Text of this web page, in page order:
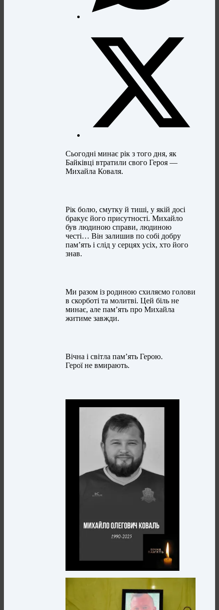
Сьогодні минає рік з того дня, як
Байківці втратили свого Героя —
Михайла Коваля.
Рік болю, смутку й тиші, у якій досі
бракує його присутності. Михайло
був людиною справи, людиною
честі… Він залишив по собі добру
пам’ять і слід у серцях усіх, хто його
знав.
Ми разом із родиною схиляємо голови
в скорботі та молитві. Цей біль не
минає, але пам’ять про Михайла
житиме завжди.
Вічна і світла пам’ять Герою.
Герої не вмирають.